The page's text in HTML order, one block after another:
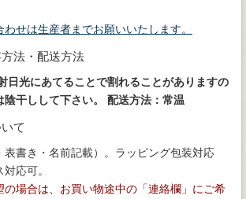
せは生産者までお願いいたします。
法・配送方法
日光にあてることで割れることがありますの
干しして下さい。
配送方法：常温
て
表書き・名前記載）。ラッピング包装対応
応可。
場合は、お買い物途中の「連絡欄」にご希